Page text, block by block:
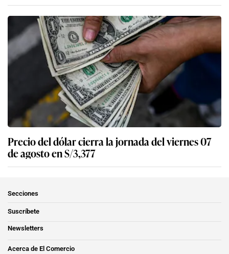
Precio del dólar cierra la jornada del viernes 07
de agosto en S/3,377
Secciones
Suscríbete
Newsletters
Acerca de El Comercio